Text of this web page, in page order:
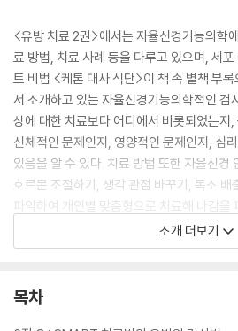
<유방 치료 2권>에서는 자율신경기능의학
료 방법, 치료 사례 등을 다루고 있으며, 세
트 비법 <케톤 대사 식단>이 책 속 별책 부
서 소개하고 있는 자율신경기능의학적인 검
상에 대한 치료보다 어디에서 비롯되었는지
신체적인 문제인지, 영양적인 문제인지, 심
있음을 알 수 있다. 치료 방법 또한 자율신경
호르몬 조절하기, 생각 관점 바꾸기, 독소 배
파악하여 개인별 맞춤형으로 치료해 나감을
책 속 별책 부록 <케톤 대사 식단>은 세포
방법을 알려 주라는 말처럼 <케톤 대사 식단
소개 더보기
목차